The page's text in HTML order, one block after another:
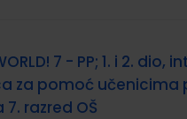
7 - PP; 1. i 2.
za pomoć učenicima
7. razred OŠ